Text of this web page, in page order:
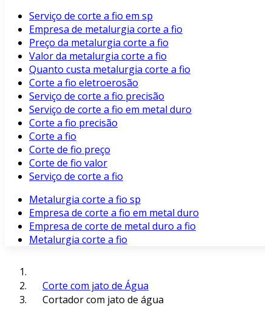
Serviço de corte a fio em sp
Empresa de metalurgia corte a fio
Preço da metalurgia corte a fio
Valor da metalurgia corte a fio
Quanto custa metalurgia corte a fio
Corte a fio eletroerosão
Serviço de corte a fio precisão
Serviço de corte a fio em metal duro
Corte a fio precisão
Corte a fio
Corte de fio preço
Corte de fio valor
Serviço de corte a fio
Metalurgia corte a fio sp
Empresa de corte a fio em metal duro
Empresa de corte de metal duro a fio
Metalurgia corte a fio
Corte com jato de Água
Cortador com jato de água